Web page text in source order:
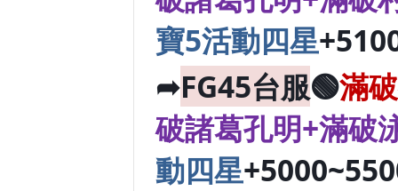
寶5活動四星
➦FG45台服🟢滿
破諸葛孔明+滿破
動四星